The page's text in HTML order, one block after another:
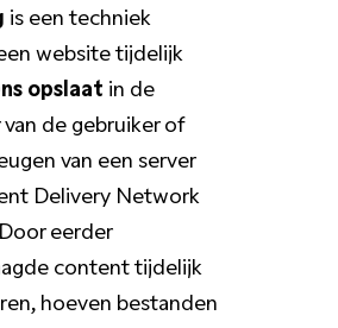
is een techniek
website tijdelijk
opslaat in de
de gebruiker of
van een server
Delivery Network
eerder
content tijdelijk
hoeven bestanden